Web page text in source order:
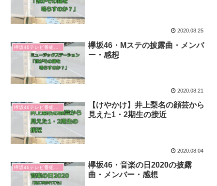
2020.08.25
欅坂46・Mステの披露曲・メンバ
ー・感想
2020.08.21
【けやかけ】井上梨名の顔芸から
見えた1・2期生の接近
2020.08.04
欅坂46・音楽の日2020の披露
曲・メンバー・感想